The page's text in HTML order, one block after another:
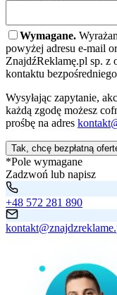
Wymagane.
powyżej adresu e-mail
ZnajdźReklamę.pl sp. z
kontaktu
Wysyłając zapytanie,
każdą zgodę możesz
prośbę na adres
Tak, chcę bezpłatną
*Pole wymagane
Zadzwoń lub napisz
+48 572 281 890